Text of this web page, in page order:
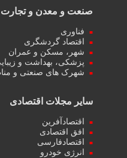
صنعت و معدن و تجارت
فناوری
اقتصاد گردشگری
شهر، مسکن و عمران
پزشکی، بهداشت و
شهرک های صنعتی و
سایر مجلات اقتصادی
اقتصادآفرین
افق اقتصادی
اقتصادفارسی
انرژی خودرو